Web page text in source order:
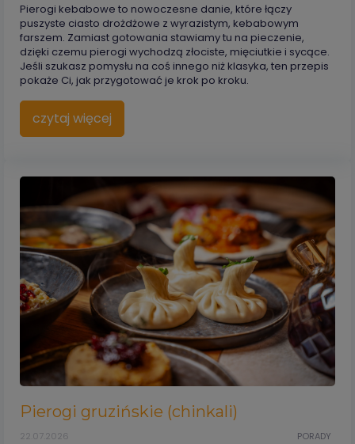
Pierogi kebabowe to nowoczesne danie, które łączy
puszyste ciasto drożdżowe z wyrazistym, kebabowym
farszem. Zamiast gotowania stawiamy tu na pieczenie,
dzięki czemu pierogi wychodzą złociste, mięciutkie i sycące.
Jeśli szukasz pomysłu na coś innego niż klasyka, ten przepis
pokaże Ci, jak przygotować je krok po kroku.
czytaj więcej
Pierogi gruzińskie (chinkali)
PORADY
22.07.2026